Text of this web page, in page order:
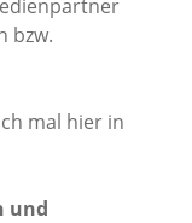
bzw.
mal hier in
und